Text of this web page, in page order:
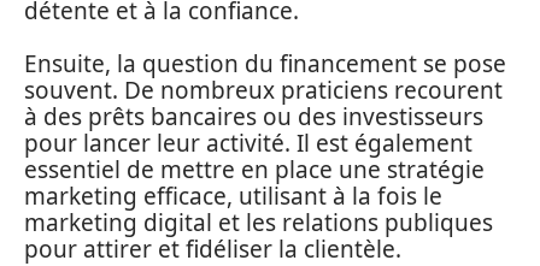
détente et à la confiance.
Ensuite, la question du financement se pose
souvent. De nombreux praticiens recourent
à des prêts bancaires ou des investisseurs
pour lancer leur activité. Il est également
essentiel de mettre en place une stratégie
marketing efficace, utilisant à la fois le
marketing digital et les relations publiques
pour attirer et fidéliser la clientèle.